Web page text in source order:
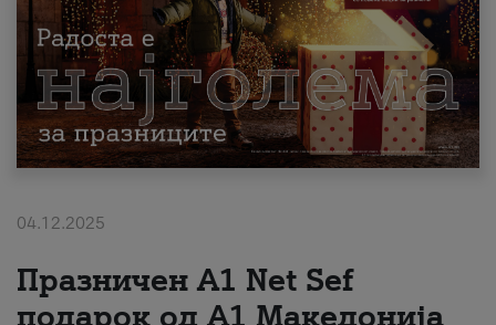
МК EN SQ
Приватни Деловни
Поддршка
Надополни кредит
За нас
04.12.2025
Празничен A1 Net Sеf
подарок од А1 Македонија